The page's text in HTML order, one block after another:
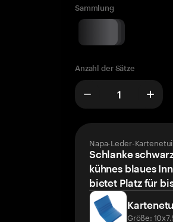
Sammlung
Anzahl der Sätze
Napa-Leder-
Schlanke
kühnes blaues
bietet Platz für
Größe: